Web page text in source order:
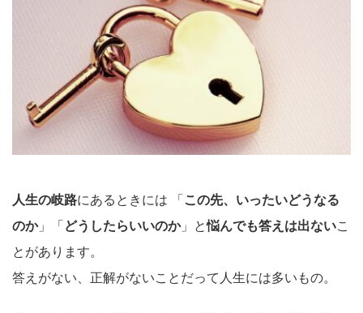
人生の岐路にあるときには 「 この先、いったいどうなる
のか」「 どうしたらいいのか」と悩んでも答えは出ないこ
とがあります。
答えがない、正解がないことだって人生には多いもの。